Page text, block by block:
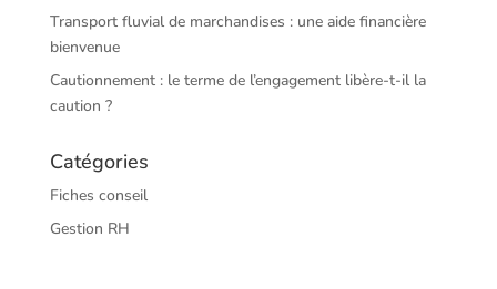
Transport fluvial de marchandises : une aide financière
bienvenue
Cautionnement : le terme de l’engagement libère-t-il la
caution ?
Catégories
Fiches conseil
Gestion RH